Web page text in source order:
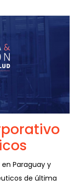
Paraguay y
de última